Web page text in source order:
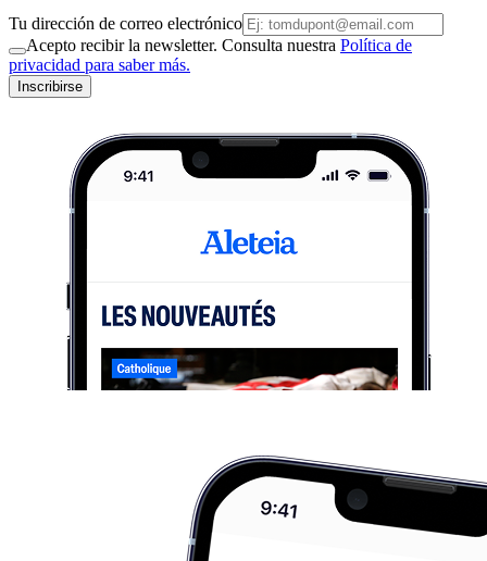
Tu dirección de correo electrónico
Acepto recibir la newsletter. Consulta nuestra Política de
privacidad para saber más.
Inscribirse